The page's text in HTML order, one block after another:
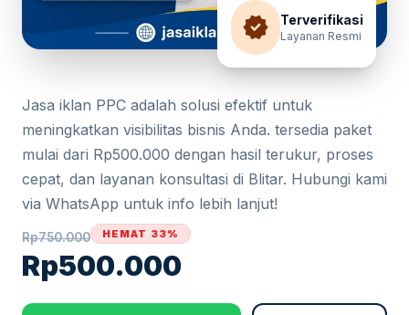
verified Terverifikasi
Layanan Resmi
Jasa iklan PPC adalah solusi efektif untuk
meningkatkan visibilitas bisnis Anda. tersedia paket
mulai dari Rp500.000 dengan hasil terukur, proses
cepat, dan layanan konsultasi di Blitar. Hubungi kami
via WhatsApp untuk info lebih lanjut!
Rp750.000
Rp500.000
HEMAT 33%